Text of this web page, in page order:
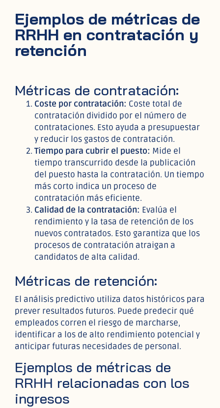
Ejemplos de métricas de
RRHH en contratación y
retención
Métricas de contratación:
Coste por contratación: Coste total de
contratación dividido por el número de
contrataciones. Esto ayuda a presupuestar
y reducir los gastos de contratación.
Tiempo para cubrir el puesto: Mide el
tiempo transcurrido desde la publicación
del puesto hasta la contratación. Un tiempo
más corto indica un proceso de
contratación más eficiente.
Calidad de la contratación: Evalúa el
rendimiento y la tasa de retención de los
nuevos contratados. Esto garantiza que los
procesos de contratación atraigan a
candidatos de alta calidad.
Métricas de retención:
El análisis predictivo utiliza datos históricos para
prever resultados futuros. Puede predecir qué
empleados corren el riesgo de marcharse,
identificar a los de alto rendimiento potencial y
anticipar futuras necesidades de personal.
Ejemplos de métricas de
RRHH relacionadas con los
ingresos